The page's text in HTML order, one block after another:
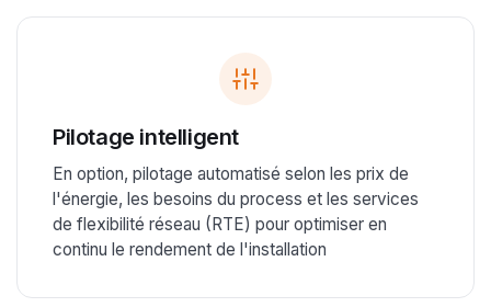
Pilotage intelligent
En option, pilotage automatisé selon les prix de
l'énergie, les besoins du process et les services
de flexibilité réseau (RTE) pour optimiser en
continu le rendement de l'installation